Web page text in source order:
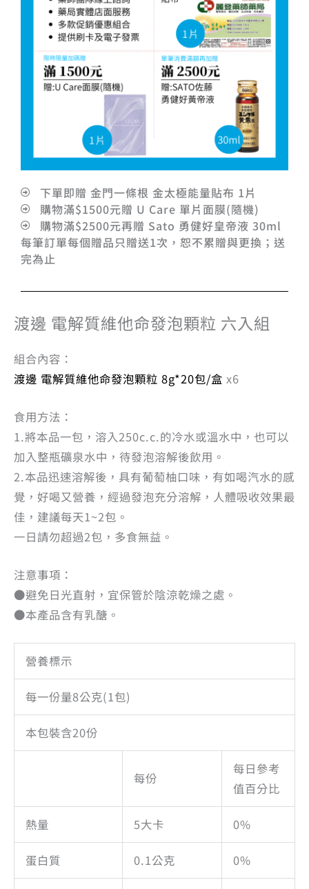
下單即贈 金門一條根 金太極能量貼布 1片
購物滿$1500元贈 U Care 單片面膜(隨機)
購物滿$2500元再贈 Sato 勇健好皇帝液 30ml
每筆訂單每個贈品只贈送1次，恕不累贈與更換；送
完為止
渡邊 電解質維他命發泡顆粒 六入組
組合內容：
渡邊 電解質維他命發泡顆粒 8g*20包/盒 x6
食用方法：
1.將本品一包，溶入250c.c.的冷水或溫水中，也可以
加入整瓶礦泉水中，待發泡溶解後飲用。
2.本品迅速溶解後，具有葡萄柚口味，有如喝汽水的感
覺，好喝又營養，經過發泡充分溶解，人體吸收效果最
佳，建議每天1~2包。
一日請勿超過2包，多食無益。
注意事項：
●避免日光直射，宜保管於陰涼乾燥之處。
●本產品含有乳醣。
營養標示
每一份量8公克(1包)
本包裝含20份
每份
每日參考
值百分比
熱量 5大卡 0%
蛋白質 0.1公克 0%